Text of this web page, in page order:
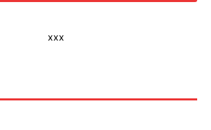
xxx